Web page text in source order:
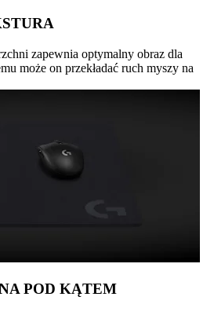
zapewnia optymalny obraz dla
może on przekładać ruch myszy na
POD KĄTEM